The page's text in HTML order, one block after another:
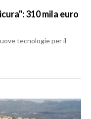
310 mila euro
tecnologie per il